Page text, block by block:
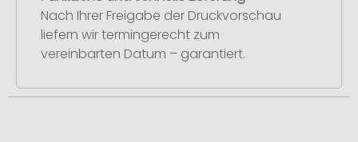
Nach Ihrer Freigabe der Druckvorschau
liefern wir termingerecht zum
vereinbarten Datum – garantiert.